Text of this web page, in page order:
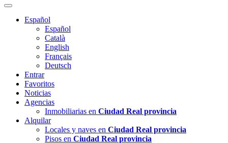
Español
Español
Català
English
Français
Deutsch
Entrar
Favoritos
Noticias
Agencias
Inmobiliarias en Ciudad Real provincia
Alquilar
Locales y naves en Ciudad Real provincia
Pisos en Ciudad Real provincia